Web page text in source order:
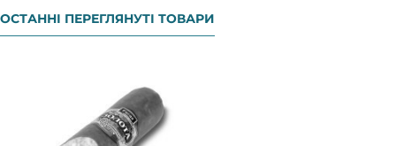
ОСТАННІ ПЕРЕГЛЯНУТІ ТОВАРИ